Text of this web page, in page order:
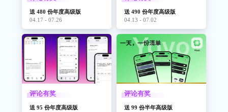
送 480 份年度高级版
04.17 - 07.26
送 490 份年度高级版
04.13 - 07.02
评论有奖
送 95 份年度高级版
评论有奖
送 99 份半年高级版